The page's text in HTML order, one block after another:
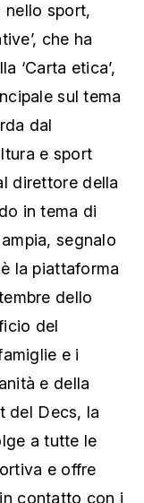
nello sport,
che ha
‘Carta etica’,
sul tema
dal
e sport
direttore della
in tema di
segnalo
la piattaforma
dello
del
e i
e della
del Decs, la
a tutte le
e offre
contatto con i